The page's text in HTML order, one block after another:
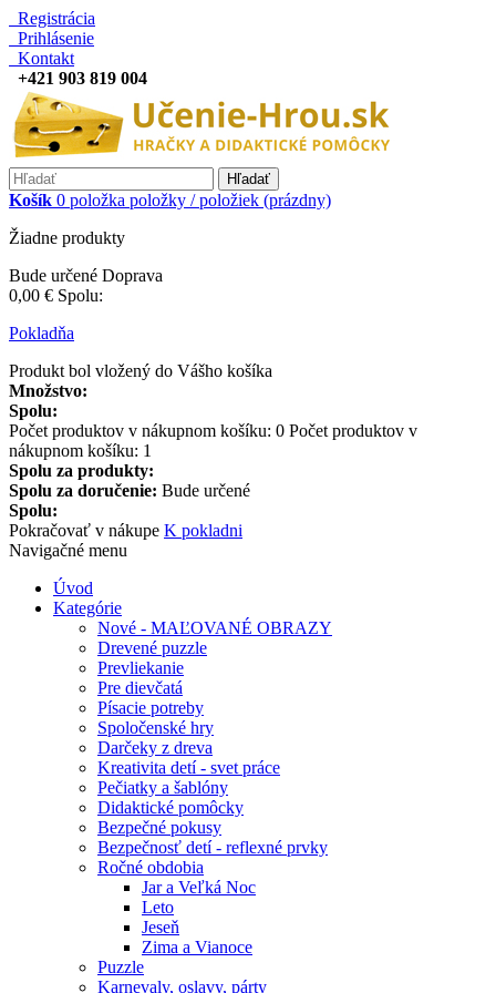
Registrácia
Prihlásenie
Kontakt
+421 903 819 004
Hľadať
Košík 0 položka položky / položiek (prázdny)
Žiadne produkty
Bude určené Doprava
0,00 € Spolu:
Pokladňa
Produkt bol vložený do Vášho košíka
Množstvo:
Spolu:
Počet produktov v nákupnom košíku: 0 Počet produktov v
nákupnom košíku: 1
Spolu za produkty:
Spolu za doručenie: Bude určené
Spolu:
Pokračovať v nákupe K pokladni
Navigačné menu
Úvod
Kategórie
Nové - MAĽOVANÉ OBRAZY
Drevené puzzle
Prevliekanie
Pre dievčatá
Písacie potreby
Spoločenské hry
Darčeky z dreva
Kreativita detí - svet práce
Pečiatky a šablóny
Didaktické pomôcky
Bezpečné pokusy
Bezpečnosť detí - reflexné prvky
Ročné obdobia
Jar a Veľká Noc
Leto
Jeseň
Zima a Vianoce
Puzzle
Karnevaly, oslavy, párty